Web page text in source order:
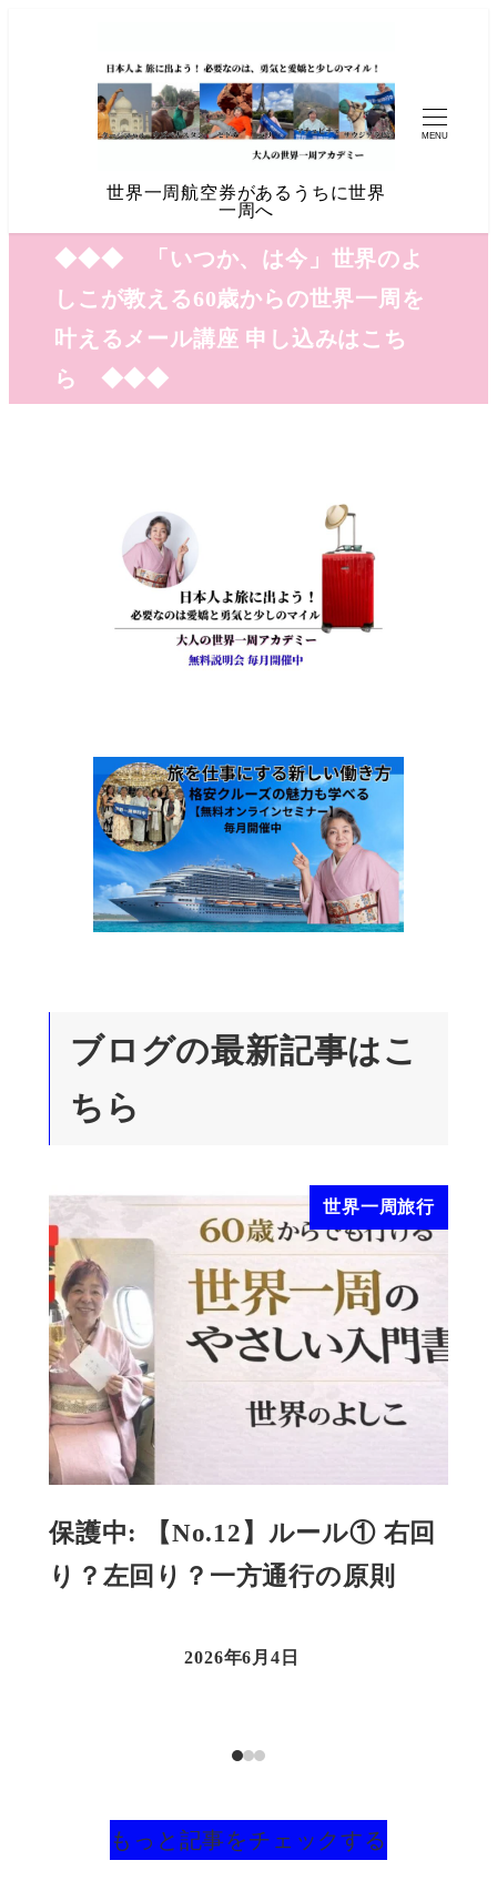
世界一周航空券があるうちに世界
一周へ
MENU
◆◆◆ 「いつか、は今」世界のよ
しこが教える60歳からの世界一周を
叶えるメール講座 申し込みはこち
ら ◆◆◆
ブログの最新記事はこ
ちら
世界一周旅行
保護中: 【No.12】ルール① 右回
り？左回り？一方通行の原則
2026年6月4日
もっと記事をチェックする